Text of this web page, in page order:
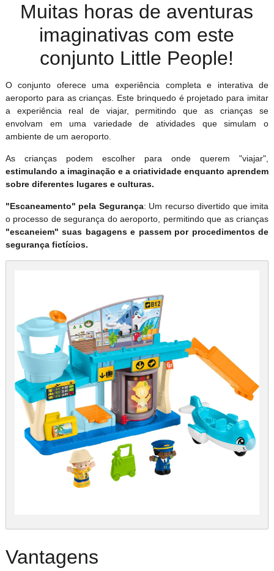
Muitas horas de aventuras
imaginativas com este
conjunto Little People!
O conjunto oferece uma experiência completa e interativa de
aeroporto para as crianças. Este brinquedo é projetado para imitar
a experiência real de viajar, permitindo que as crianças se
envolvam em uma variedade de atividades que simulam o
ambiente de um aeroporto.
As crianças podem escolher para onde querem "viajar",
estimulando a imaginação e a criatividade enquanto aprendem
sobre diferentes lugares e culturas.
"Escaneamento" pela Segurança: Um recurso divertido que imita
o processo de segurança do aeroporto, permitindo que as crianças
"escaneiem" suas bagagens e passem por procedimentos de
segurança fictícios.
Vantagens